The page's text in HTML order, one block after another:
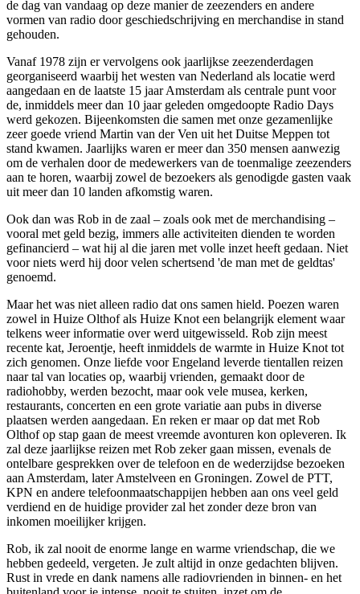
de dag van vandaag op deze manier de zeezenders en andere
vormen van radio door geschiedschrijving en merchandise in stand
gehouden.
Vanaf 1978 zijn er vervolgens ook jaarlijkse zeezenderdagen
georganiseerd waarbij het westen van Nederland als locatie werd
aangedaan en de laatste 15 jaar Amsterdam als centrale punt voor
de, inmiddels meer dan 10 jaar geleden omgedoopte Radio Days
werd gekozen. Bijeenkomsten die samen met onze gezamenlijke
zeer goede vriend Martin van der Ven uit het Duitse Meppen tot
stand kwamen. Jaarlijks waren er meer dan 350 mensen aanwezig
om de verhalen door de medewerkers van de toenmalige zeezenders
aan te horen, waarbij zowel de bezoekers als genodigde gasten vaak
uit meer dan 10 landen afkomstig waren.
Ook dan was Rob in de zaal – zoals ook met de merchandising –
vooral met geld bezig, immers alle activiteiten dienden te worden
gefinancierd – wat hij al die jaren met volle inzet heeft gedaan. Niet
voor niets werd hij door velen schertsend 'de man met de geldtas'
genoemd.
Maar het was niet alleen radio dat ons samen hield. Poezen waren
zowel in Huize Olthof als Huize Knot een belangrijk element waar
telkens weer informatie over werd uitgewisseld. Rob zijn meest
recente kat, Jeroentje, heeft inmiddels de warmte in Huize Knot tot
zich genomen. Onze liefde voor Engeland leverde tientallen reizen
naar tal van locaties op, waarbij vrienden, gemaakt door de
radiohobby, werden bezocht, maar ook vele musea, kerken,
restaurants, concerten en een grote variatie aan pubs in diverse
plaatsen werden aangedaan. En reken er maar op dat met Rob
Olthof op stap gaan de meest vreemde avonturen kon opleveren. Ik
zal deze jaarlijkse reizen met Rob zeker gaan missen, evenals de
ontelbare gesprekken over de telefoon en de wederzijdse bezoeken
aan Amsterdam, later Amstelveen en Groningen. Zowel de PTT,
KPN en andere telefoonmaatschappijen hebben aan ons veel geld
verdiend en de huidige provider zal het zonder deze bron van
inkomen moeilijker krijgen.
Rob, ik zal nooit de enorme lange en warme vriendschap, die we
hebben gedeeld, vergeten. Je zult altijd in onze gedachten blijven.
Rust in vrede en dank namens alle radiovrienden in binnen- en het